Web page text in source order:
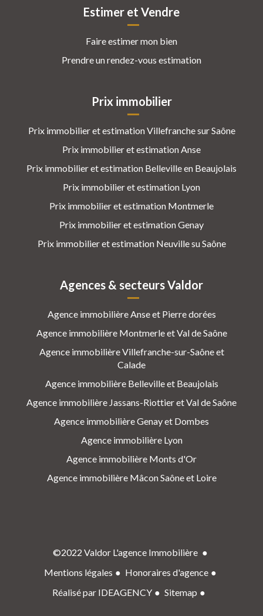
Estimer et Vendre
Faire estimer mon bien
Prendre un rendez-vous estimation
Prix immobilier
Prix immobilier et estimation Villefranche sur Saône
Prix immobilier et estimation Anse
Prix immobilier et estimation Belleville en Beaujolais
Prix immobilier et estimation Lyon
Prix immobilier et estimation Montmerle
Prix immobilier et estimation Genay
Prix immobilier et estimation Neuville su Saône
Agences & secteurs Valdor
Agence immobilière Anse et Pierre dorées
Agence immobilière Montmerle et Val de Saône
Agence immobilière Villefranche-sur-Saône et
Calade
Agence immobilière Belleville et Beaujolais
Agence immobilière Jassans-Riottier et Val de Saône
Agence immobilière Genay et Dombes
Agence immobilière Lyon
Agence immobilière Monts d'Or
Agence immobilière Mâcon Saône et Loire
©2022 Valdor L'agence Immobilière
Mentions légales
Honoraires d'agence
Réalisé par IDEAGENCY
Sitemap